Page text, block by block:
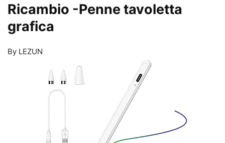
Ricambio -Penne tavoletta
grafica
By LEZUN